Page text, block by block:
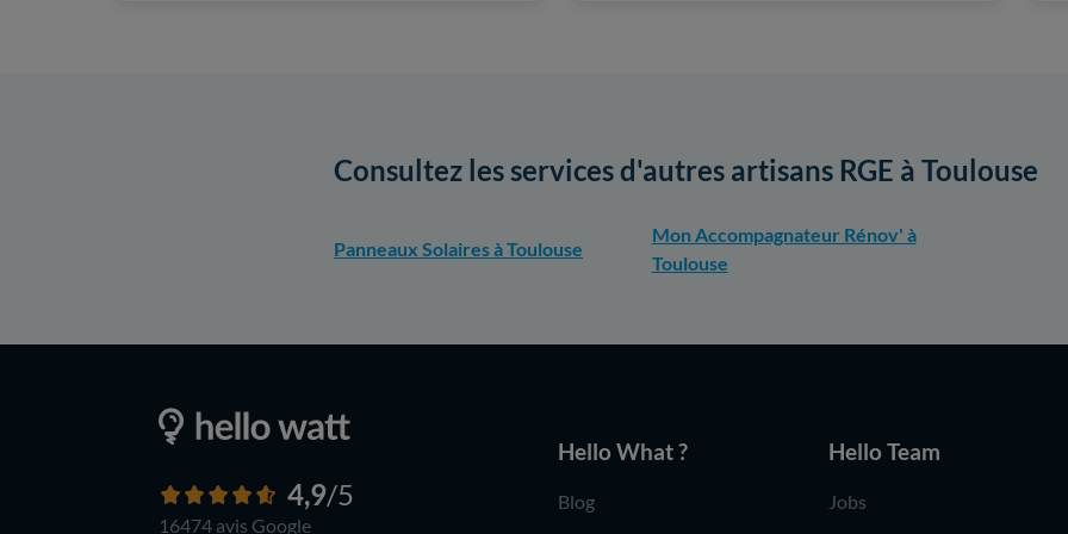
Consultez les services d'autres artisans RGE à Toulouse
Panneaux Solaires à Toulouse
Mon Accompagnateur Rénov' à
Toulouse
4,9/5
16474 avis Google
Hello What ?
Blog
Hello Team
Jobs